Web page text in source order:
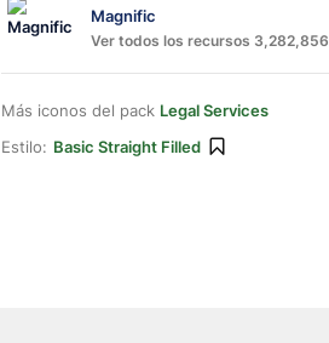
Magnific
Ver todos los recursos 3,282,856
Más iconos del pack Legal Services
Estilo: Basic Straight Filled